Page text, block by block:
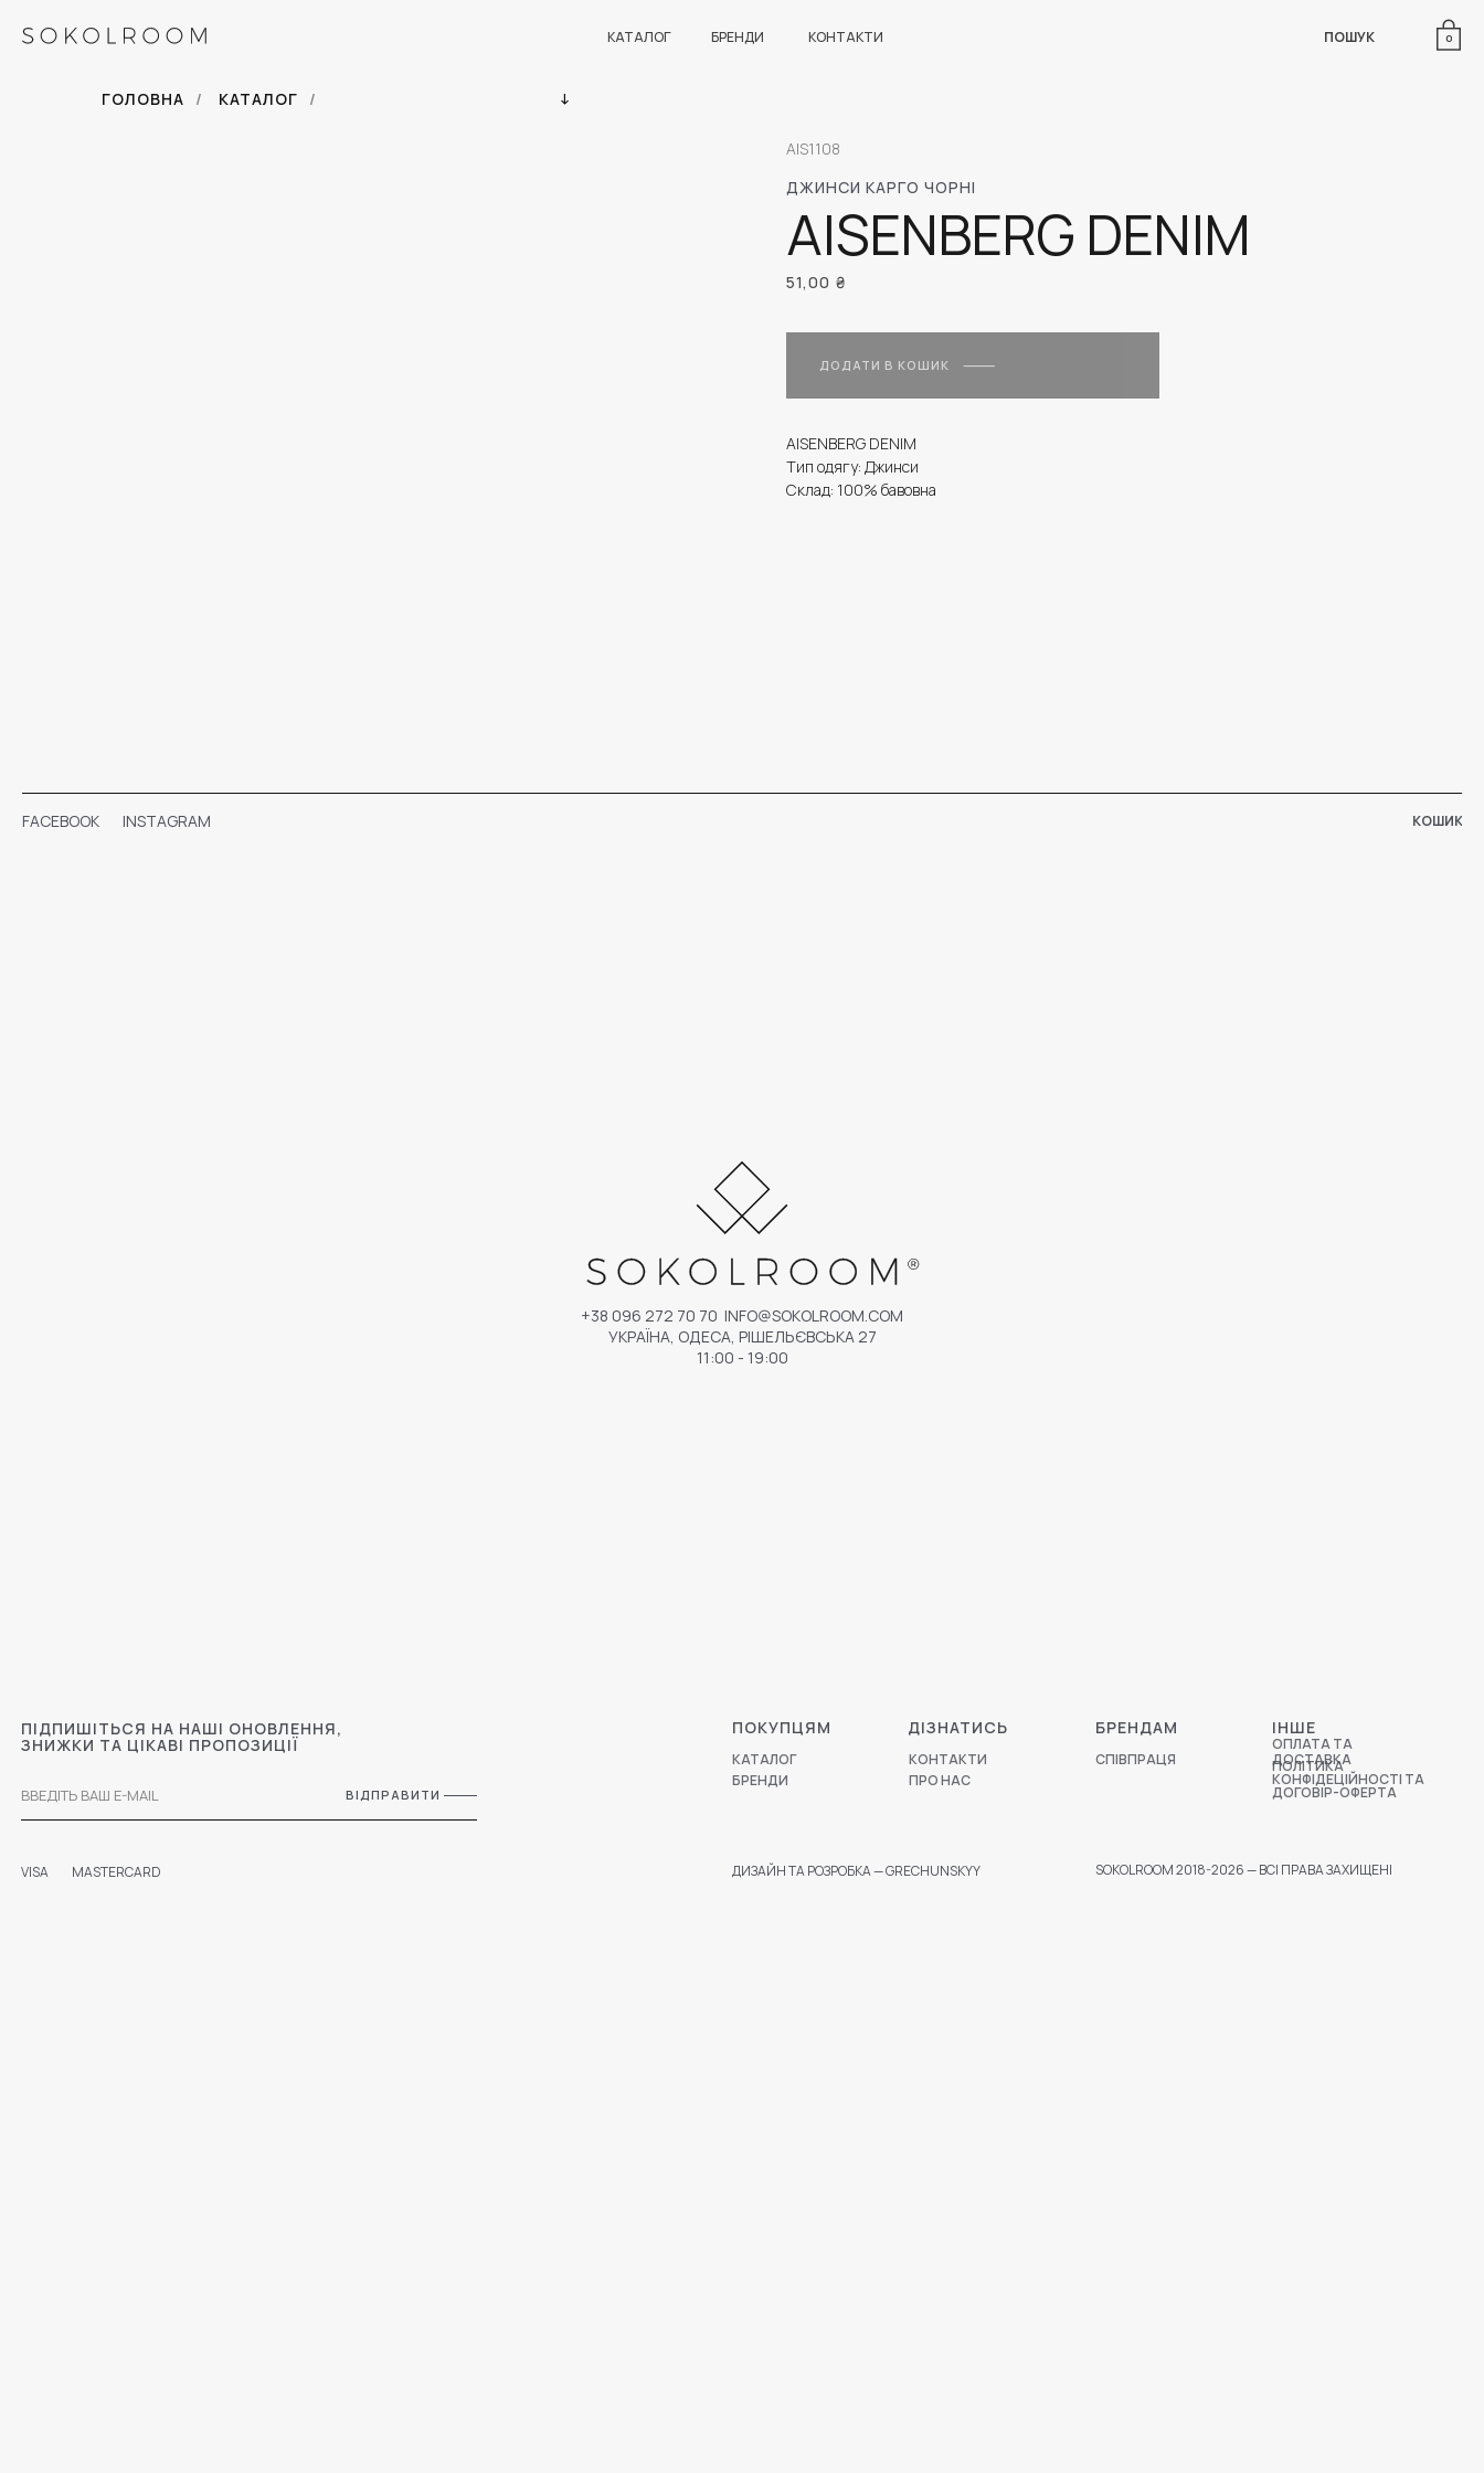
КАТАЛОГ БРЕНДИ КОНТАКТИ ПОШУК 0
ГОЛОВНА / КАТАЛОГ /
ДЖИНСИ КАРГО ЧОРНІ
AISENBERG DENIM
AIS1108
51,00 ₴
ДОДАТИ В КОШИК
AISENBERG DENIM
Тип одягу: Джинси
Склад: 100% бавовна
FACEBOOK КОШИК
ВІДПРАВИТИ
ПІДПИШІТЬСЯ НА НАШІ ОНОВЛЕННЯ,
ЗНИЖКИ ТА ЦІКАВІ ПРОПОЗИЦІЇ
СПІВПРАЦЯ
БРЕНДАМ
ПРО НАС
ДІЗНАТИСЬ
КОНТАКТИ
ОПЛАТА ТА
ДОСТАВКА
ПОЛІТИКА
КОНФІДЕЦІЙНОСТІ ТА
ДОГОВІР-ОФЕРТА
ІНШЕ
КАТАЛОГ
БРЕНДИ
ПОКУПЦЯМ
+38 096 272 70 70 INFO@SOKOLROOM.COM
УКРАЇНА, ОДЕСА, РІШЕЛЬЄВСЬКА 27
11:00 - 19:00
VISA SOKOLROOM 2018-2026 — ВСІ ПРАВА ЗАХИЩЕНІ
ДИЗАЙН ТА РОЗРОБКА — GRECHUNSKYY
INSTAGRAM
MASTERCARD